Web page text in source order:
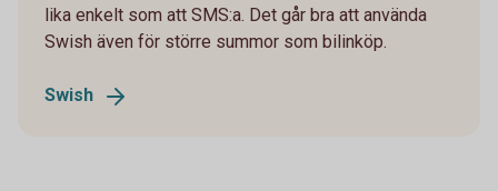
lika enkelt som att SMS:a. Det går bra att använda
Swish även för större summor som bilinköp.
Swish